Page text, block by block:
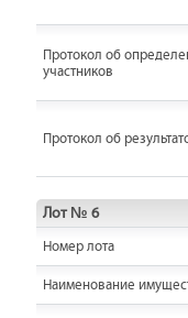
Протокол об
участников
Протокол об
Лот № 6
Номер лота
Наименование